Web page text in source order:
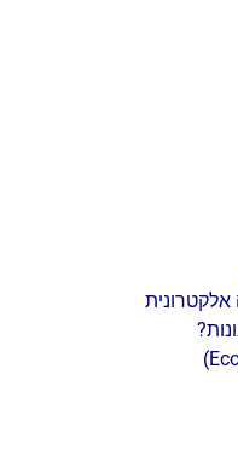
אלקטרונית